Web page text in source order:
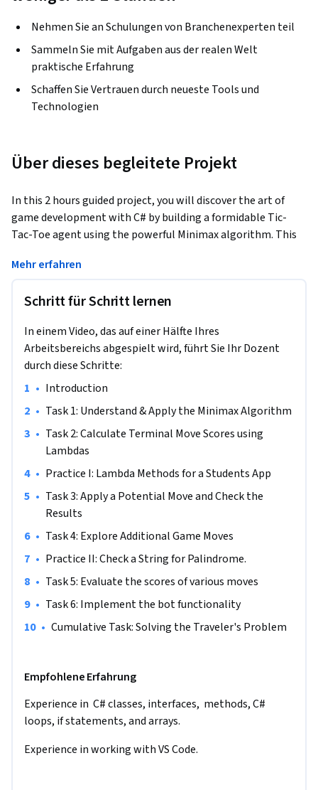
Nehmen Sie an Schulungen von Branchenexperten teil
Sammeln Sie mit Aufgaben aus der realen Welt
praktische Erfahrung
Schaffen Sie Vertrauen durch neueste Tools und
Technologien
Über dieses begleitete Projekt
In this 2 hours guided project, you will discover the art of
game development with C# by building a formidable Tic-
Tac-Toe agent using the powerful Minimax algorithm. This
game AI development, from understanding the fundamental
practical Tic-Tac-Toe project. To achieve this, you will
recursion, decision trees, and LINQ to represent the game
state, explore possible moves, evaluate outcomes, and make
optimal decisions. By the end of this course, you'll have a
solid grasp of adversarial search and the ability to build
sophisticated game-playing agents.
This project is aimed for intermediate C# developers and AI
engineers. To succeed in this project, you will need to be
interfaces, methods, if statements, and loops. You also need
to be comfortable in working with VS Code.
Mehr erfahren
Schritt für Schritt lernen
In einem Video, das auf einer Hälfte Ihres
Arbeitsbereichs abgespielt wird, führt Sie Ihr Dozent
durch diese Schritte:
• Introduction
• Task 1: Understand & Apply the Minimax Algorithm
• Task 2: Calculate Terminal Move Scores using
Lambdas
• Practice I: Lambda Methods for a Students App
• Task 3: Apply a Potential Move and Check the
Results
• Task 4: Explore Additional Game Moves
• Practice II: Check a String for Palindrome.
• Task 5: Evaluate the scores of various moves
• Task 6: Implement the bot functionality
• Cumulative Task: Solving the Traveler's Problem
Empfohlene Erfahrung
Experience in  C# classes, interfaces,  methods, C#
loops, if statements, and arrays.
Experience in working with VS Code.